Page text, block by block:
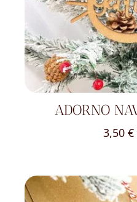
ADORNO
3,50 €